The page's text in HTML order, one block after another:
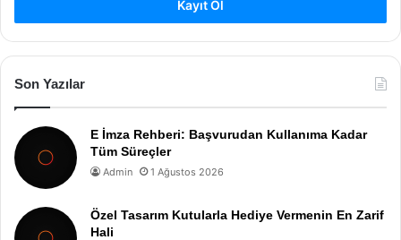
Kayıt Ol
Son Yazılar
E İmza Rehberi: Başvurudan Kullanıma Kadar
Tüm Süreçler
Admin 1 Ağustos 2026
Özel Tasarım Kutularla Hediye Vermenin En Zarif
Hali